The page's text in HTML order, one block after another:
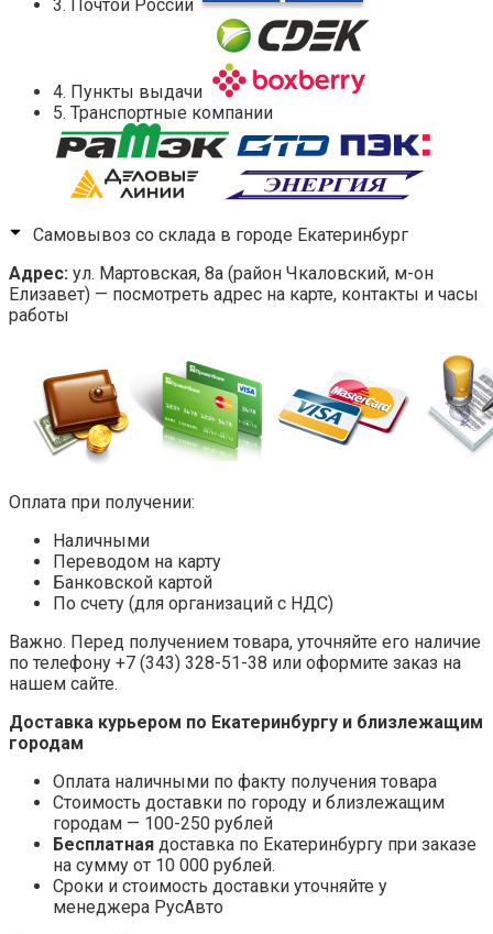
3. Почтой России
4. Пункты выдачи
5. Транспортные компании
Самовывоз со склада в городе Екатеринбург
Адрес: ул. Мартовская, 8а (район Чкаловский, м-он
Елизавет) — посмотреть адрес на карте, контакты и часы
работы
Оплата при получении:
Наличными
Переводом на карту
Банковской картой
По счету (для организаций с НДС)
Важно. Перед получением товара, уточняйте его наличие
по телефону +7 (343) 328-51-38 или оформите заказ на
нашем сайте.
Доставка курьером по Екатеринбургу и близлежащим
городам
Оплата наличными по факту получения товара
Стоимость доставки по городу и близлежащим
городам — 100-250 рублей
Бесплатная доставка по Екатеринбургу при заказе
на сумму от 10 000 рублей.
Сроки и стоимость доставки уточняйте у
менеджера РусАвто